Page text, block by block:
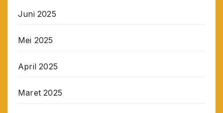
Juni 2025
Mei 2025
April 2025
Maret 2025